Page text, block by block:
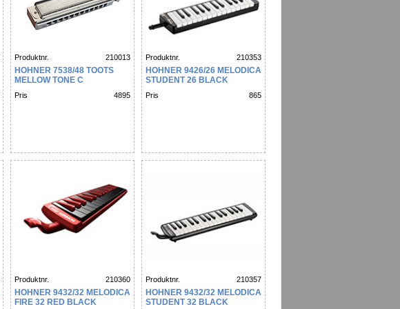
Produktnr. 210013
HOHNER 7538/48 TOOTS
MELLOW TONE C
Pris 4895
Produktnr. 210353
HOHNER 9426/26 MELODICA
STUDENT 26 BLACK
Pris 865
Produktnr. 210360
HOHNER 9432/32 MELODICA
FIRE 32 RED BLACK
Produktnr. 210357
HOHNER 9432/32 MELODICA
STUDENT 32 BLACK